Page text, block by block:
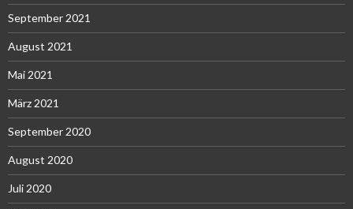
September 2021
August 2021
Mai 2021
März 2021
September 2020
August 2020
Juli 2020